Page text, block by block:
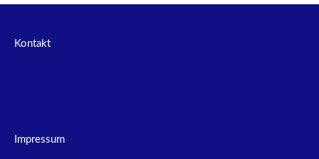
Kontakt
Impressum